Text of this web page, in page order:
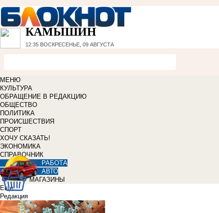
КАМЫШИН
12:35 ВОСКРЕСЕНЬЕ, 09 АВГУСТА
МЕНЮ
КУЛЬТУРА
ОБРАЩЕНИЕ В РЕДАКЦИЮ
ОБЩЕСТВО
ПОЛИТИКА
ПРОИСШЕСТВИЯ
СПОРТ
ХОЧУ СКАЗАТЬ!
ЭКОНОМИКА
СПРАВОЧНИК
РАБОТА
АВТО
МАГАЗИНЫ
Еще
Редакция